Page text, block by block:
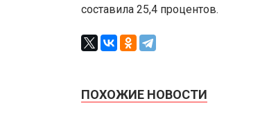
составила 25,4 процентов.
ПОХОЖИЕ НОВОСТИ